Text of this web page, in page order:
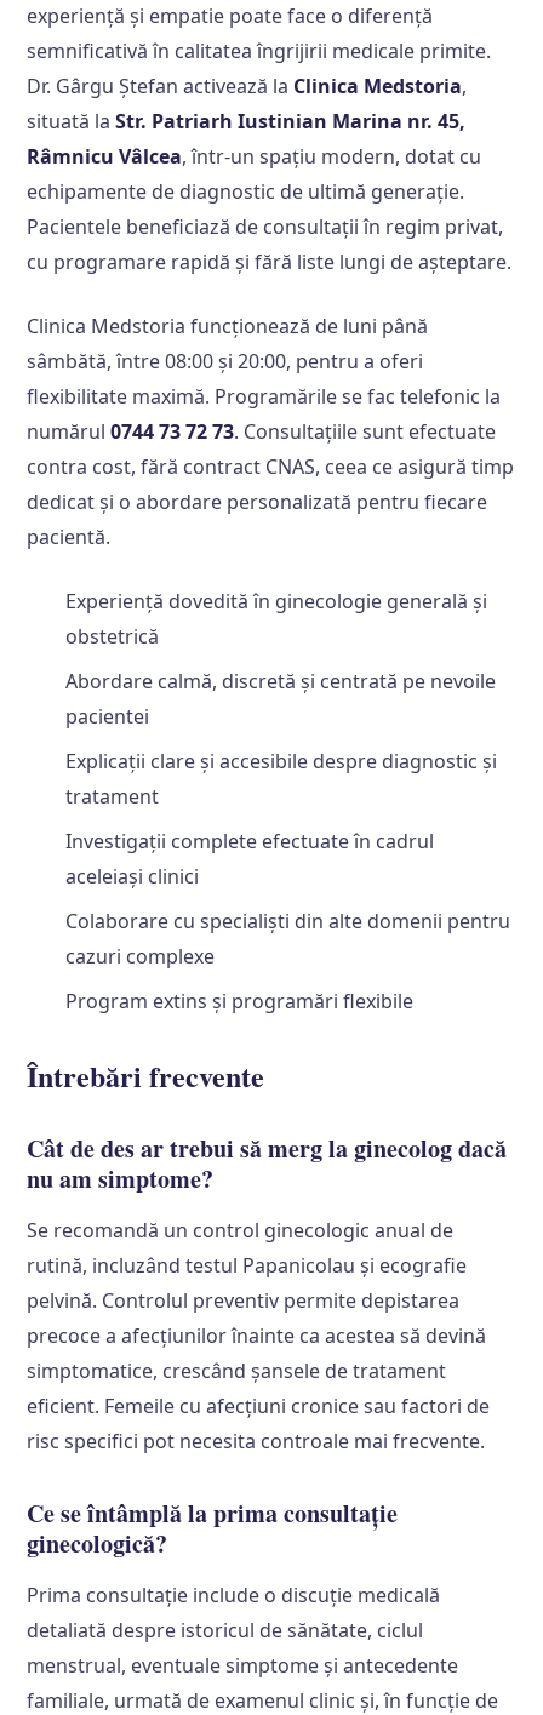
experiență și empatie poate face o diferență
semnificativă în calitatea îngrijirii medicale primite.
Dr. Gârgu Ștefan activează la Clinica Medstoria,
situată laStr. Patriarh Iustinian Marina nr. 45,
Râmnicu Vâlcea, într-un spațiu modern, dotat cu
echipamente de diagnostic de ultimă generație.
Pacientele beneficiază de consultații în regim privat,
cu programare rapidă și fără liste lungi de așteptare.
Clinica Medstoria funcționează de luni până
sâmbătă, între 08:00 și 20:00, pentru a oferi
flexibilitate maximă. Programările se fac telefonic la
numărul0744 73 72 73. Consultațiile sunt efectuate
contra cost, fără contract CNAS, ceea ce asigură timp
dedicat și o abordare personalizată pentru fiecare
pacientă.
Experiență dovedită în ginecologie generală și
obstetrică
Abordare calmă, discretă și centrată pe nevoile
pacientei
Explicații clare și accesibile despre diagnostic și
tratament
Investigații complete efectuate în cadrul
aceleiași clinici
Colaborare cu specialiști din alte domenii pentru
cazuri complexe
Program extins și programări flexibile
Întrebări frecvente
Cât de des ar trebui să merg la ginecolog dacă
nu am simptome?
Se recomandă un control ginecologic anual de
rutină, incluzând testul Papanicolau și ecografie
pelvină. Controlul preventiv permite depistarea
precoce a afecțiunilor înainte ca acestea să devină
simptomatice, crescând șansele de tratament
eficient. Femeile cu afecțiuni cronice sau factori de
risc specifici pot necesita controale mai frecvente.
Ce se întâmplă la prima consultație
ginecologică?
Prima consultație include o discuție medicală
detaliată despre istoricul de sănătate, ciclul
menstrual, eventuale simptome și antecedente
familiale, urmată de examenul clinic și, în funcție de